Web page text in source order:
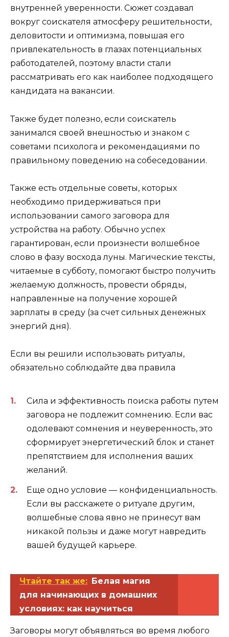
внутренней уверенности. Сюжет создавал
вокруг соискателя атмосферу решительности,
деловитости и оптимизма, повышая его
привлекательность в глазах потенциальных
работодателей, поэтому власти стали
рассматривать его как наиболее подходящего
кандидата на вакансии.
Также будет полезно, если соискатель
занимался своей внешностью и знаком с
советами психолога и рекомендациями по
правильному поведению на собеседовании.
Также есть отдельные советы, которых
необходимо придерживаться при
использовании самого заговора для
устройства на работу. Обычно успех
гарантирован, если произнести волшебное
слово в фазу восхода луны. Магические тексты,
читаемые в субботу, помогают быстро получить
желаемую должность, провести обряды,
направленные на получение хорошей
зарплаты в среду (за счет сильных денежных
энергий дня).
Если вы решили использовать ритуалы,
обязательно соблюдайте два правила
Сила и эффективность поиска работы путем
заговора не подлежит сомнению. Если вас
одолевают сомнения и неуверенность, это
сформирует энергетический блок и станет
препятствием для исполнения ваших
желаний.
Еще одно условие — конфиденциальность.
Если вы расскажете о ритуале другим,
волшебные слова явно не принесут вам
никакой пользы и даже могут навредить
вашей будущей карьере.
Чтайте так же: Белая магия
для начинающих в домашних
условиях: как научиться
Заговоры могут объявляться во время любого